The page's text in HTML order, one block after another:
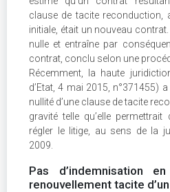
clause de tacite reconduction,
initiale, était un nouveau
nulle et entraîne par
contrat, conclu selon une
Récemment, la haute
d’Etat, 4 mai 2015, n°371455)
nullité d’une clause de tacite
gravité telle qu’elle
régler le litige, au sens de la
2009.
Pas d’indemnisation
renouvellement tacite